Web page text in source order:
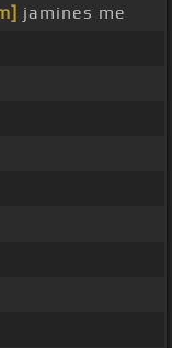
jamines me